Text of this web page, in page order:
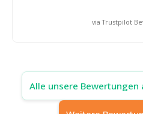
via Trustpilot
Alle unsere